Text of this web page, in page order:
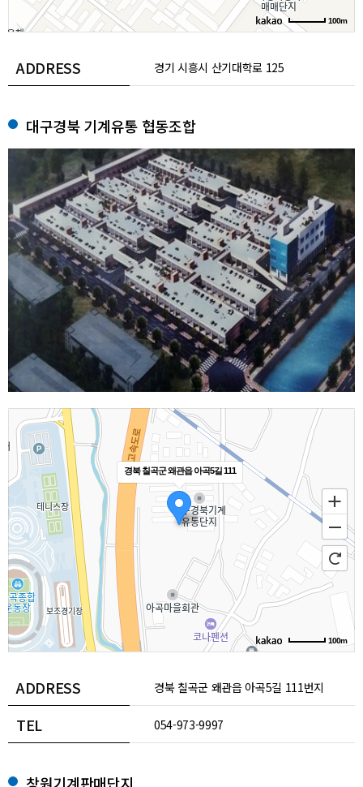
100m
ADDRESS 경기 시흥시 산기대학로 125
대구경북 기계유통 협동조합
경북 칠곡군 왜관읍 아곡5길 111
100m
ADDRESS 경북 칠곡군 왜관읍 아곡5길 111번지
12동 2층
TEL 054-973-9997
창원기계판매단지